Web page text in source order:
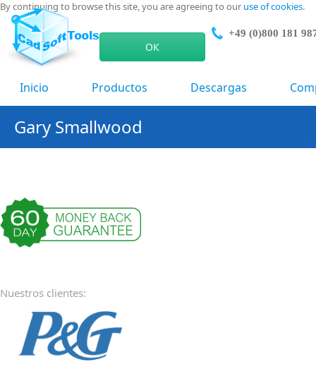
By continuing to browse this site, you are agreeing to our use of cookies.
ОК
+49 (0)800 181
Inicio Productos Descargas
Gary Smallwood
Nuestros clientes: